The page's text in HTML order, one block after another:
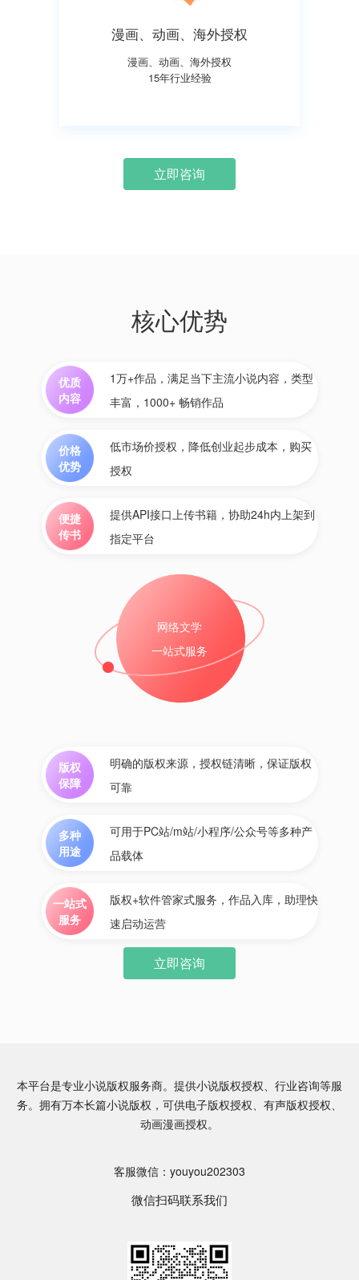
漫画、动画、海外授权
漫画、动画、海外授权
15年行业经验
立即咨询
核心优势
优质
内容
1万+作品，满足当下主流小说内容，类型
丰富，1000+ 畅销作品
价格
优势
低市场价授权，降低创业起步成本，购买
授权
便捷
传书
提供API接口上传书籍，协助24h内上架到
指定平台
网络文学
一站式服务
版权
保障
明确的版权来源，授权链清晰，保证版权
可靠
多种
用途
可用于PC站/m站/小程序/公众号等多种产
品载体
一站式
服务
版权+软件管家式服务，作品入库，助理快
速启动运营
立即咨询
本平台是专业小说版权服务商。提供小说版权授权、行业咨询等服
务。拥有万本长篇小说版权，可供电子版权授权、有声版权授权、
动画漫画授权。
客服微信：youyou202303
微信扫码联系我们